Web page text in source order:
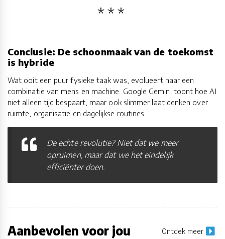
Conclusie: De schoonmaak van de toekomst
is hybride
Wat ooit een puur fysieke taak was, evolueert naar een
combinatie van mens en machine. Google Gemini toont hoe AI
niet alleen tijd bespaart, maar ook slimmer laat denken over
ruimte, organisatie en dagelijkse routines.
De echte revolutie? Niet dat we meer
opruimen, maar dat we het eindelijk
efficiënter doen.
Aanbevolen voor jou Ontdek meer